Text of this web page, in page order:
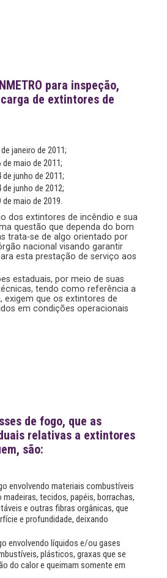
para inspeção,
de extintores de
janeiro de 2011;
maio de 2011;
junho de 2011;
de junho de 2012;
maio de 2019.
dos extintores de incêndio e sua
questão que dependa do bom
trata-se de algo orientado por
nacional visando garantir
esta prestação de serviço aos
estaduais, por meio de suas
tendo como referência a
exigem que os extintores de
em condições operacionais
de fogo, que as
relativas a extintores
são:
envolvendo materiais combustíveis
tecidos, papéis, borrachas,
e outras fibras orgânicas, que
e profundidade, deixando
envolvendo líquidos e/ou gases
plásticos, graxas que se
do calor e queimam somente em